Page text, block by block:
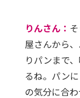
りんさん：
屋さんから
りパンまで
るね。パン
の気分に合